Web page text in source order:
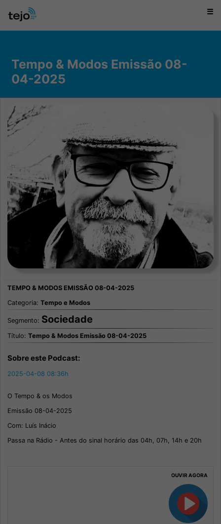
☰
Tempo & Modos Emissão 08-
04-2025
Categoria: Tempo e Modos
Segmento: Sociedade
Título: Tempo & Modos Emissão 08-04-2025
Sobre este Podcast:
2025-04-08 08:36h
O Tempo & os Modos
Emissão 08-04-2025
Com: Luís Inácio
Passa na Rádio - Antes do sinal horário das 04h, 07h, 14h e 20h
OUVIR AGORA